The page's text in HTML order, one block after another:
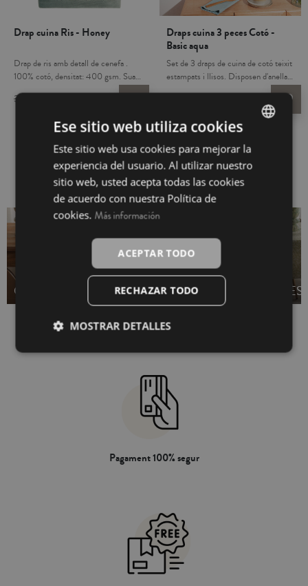
Drap cuina Ris - Honey
Drap de ris amb detall de cenefa .
100% cotó, densitat: 400 gsm. Suau
rentats. La peça imprescindible a la
3,95 € 3,20 € favorite_border
Draps cuina 3 peces Cotó -
Basic aqua
Set de 3 draps de cuina de cotó teixit
estampats i llisos. Disposen d'anella
absorbents, en colors resistents a
rentats. Són la peça imprescindible
per la teva cuina. Aquest conjunt de
draps de cuina són un bonic detall per
a regalar.
8,95 € 3,60 €
També et pot interessar
CAMINS DE TAULA PACK TOVALLONS
Pagament 100% segur
SPANISH
INGLÉS
Ese sitio web utiliza cookies
Este sitio web usa cookies para mejorar la
experiencia del usuario. Al utilizar nuestro
sitio web, usted acepta todas las cookies
de acuerdo con nuestra Política de
cookies. Más información
ACEPTAR TODO
RECHAZAR TODO
MOSTRAR DETALLES